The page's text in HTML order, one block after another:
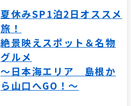
夏休みSP1泊2日オススメ
旅！
絶景映えスポット＆名物
グルメ
～日本海エリア 島根か
ら山口へGO！～